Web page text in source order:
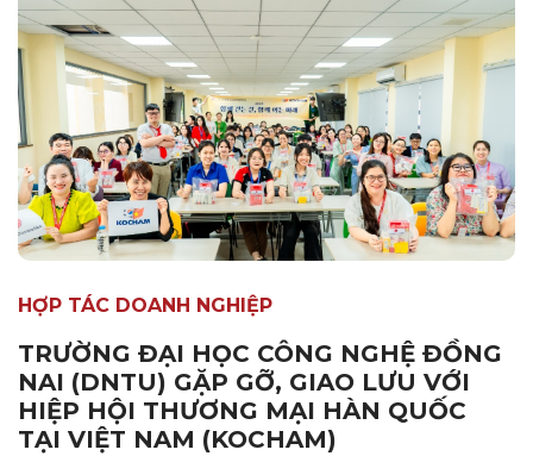
HỢP TÁC DOANH NGHIỆP
TRƯỜNG ĐẠI HỌC CÔNG NGHỆ ĐỒNG
NAI (DNTU) GẶP GỠ, GIAO LƯU VỚI
HIỆP HỘI THƯƠNG MẠI HÀN QUỐC
TẠI VIỆT NAM (KOCHAM)